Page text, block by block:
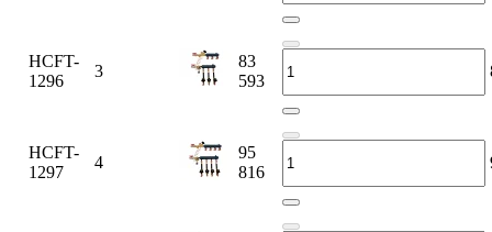
HCFT-
1296
3
83
593
HCFT-
1297
4
95
816